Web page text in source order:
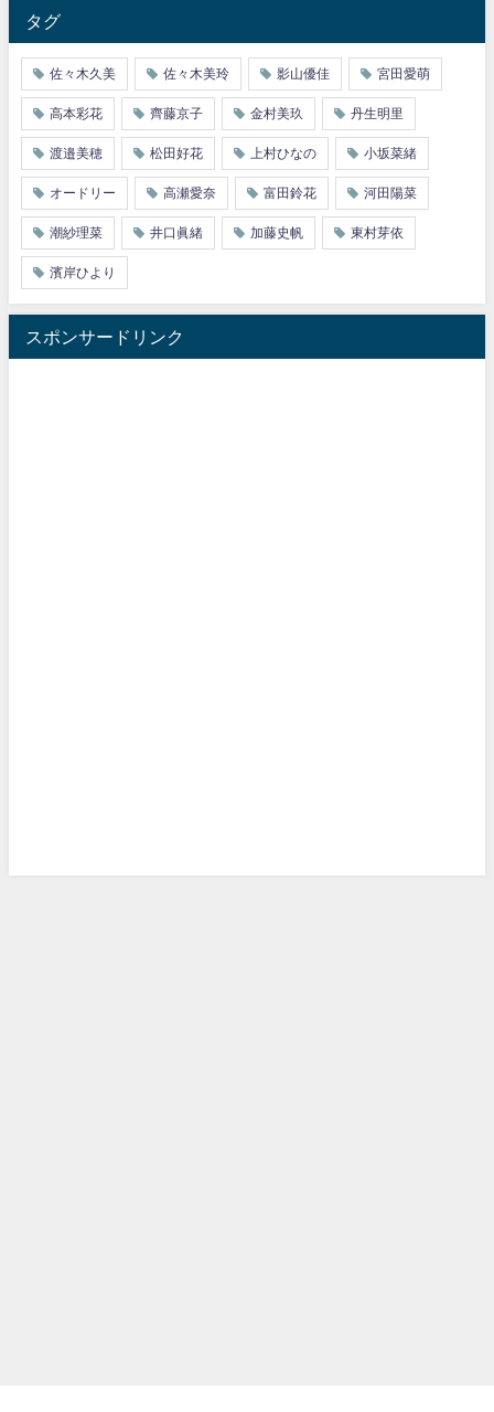
タグ
佐々木久美 佐々木美玲 影山優佳 宮田愛萌
高本彩花 齊藤京子 金村美玖 丹生明里
渡邉美穂 松田好花 上村ひなの 小坂菜緒
オードリー 高瀬愛奈 富田鈴花 河田陽菜
潮紗理菜 井口眞緒 加藤史帆 東村芽依
濱岸ひより
スポンサードリンク